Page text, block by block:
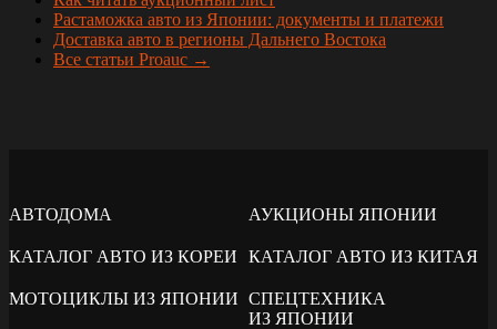
Растаможка авто из Японии: документы и платежи
Доставка авто в регионы Дальнего Востока
Все статьи Proauc →
АВТОДОМА АУКЦИОНЫ ЯПОНИИ
КАТАЛОГ АВТО ИЗ КОРЕИ КАТАЛОГ АВТО ИЗ КИТАЯ
МОТОЦИКЛЫ ИЗ ЯПОНИИ СПЕЦТЕХНИКА
ИЗ ЯПОНИИ